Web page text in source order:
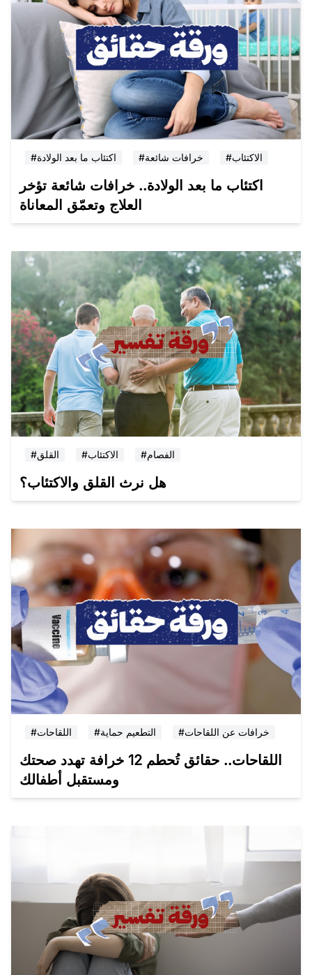
#اكتئاب ما بعد الولادة #خرافات شائعة #الاكتئاب
اكتئاب ما بعد الولادة.. خرافات شائعة تؤخر
العلاج وتعمّق المعاناة
#القلق #الاكتئاب #الفصام
هل نرث القلق والاكتئاب؟
#اللقاحات #التطعيم حماية #خرافات عن اللقاحات
اللقاحات.. حقائق تُحطم 12 خرافة تهدد صحتك
ومستقبل أطفالك